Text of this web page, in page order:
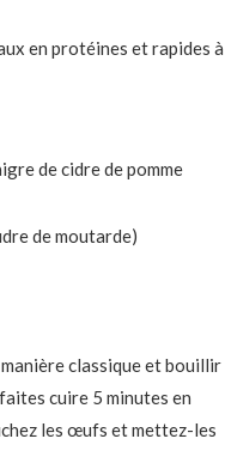
en protéines et rapides à
de cidre de pomme
de moutarde)
classique et bouillir
cuire 5 minutes en
les œufs et mettez-les